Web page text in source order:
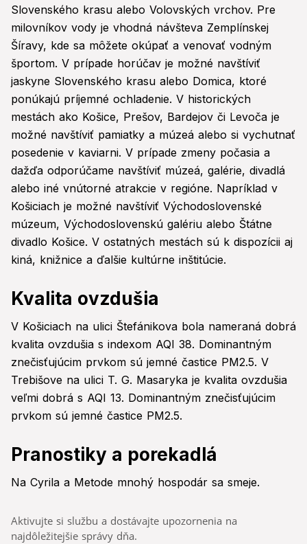
Slovenského krasu alebo Volovských vrchov. Pre
milovníkov vody je vhodná návšteva Zemplínskej
Šíravy, kde sa môžete okúpať a venovať vodným
športom. V prípade horúčav je možné navštíviť
jaskyne Slovenského krasu alebo Domica, ktoré
ponúkajú príjemné ochladenie. V historických
mestách ako Košice, Prešov, Bardejov či Levoča je
možné navštíviť pamiatky a múzeá alebo si vychutnať
posedenie v kaviarni. V prípade zmeny počasia a
dažďa odporúčame navštíviť múzeá, galérie, divadlá
alebo iné vnútorné atrakcie v regióne. Napríklad v
Košiciach je možné navštíviť Východoslovenské
múzeum, Východoslovenskú galériu alebo Štátne
divadlo Košice. V ostatných mestách sú k dispozícii aj
kiná, knižnice a ďalšie kultúrne inštitúcie.
Kvalita ovzdušia
V Košiciach na ulici Štefánikova bola nameraná dobrá
kvalita ovzdušia s indexom AQI 38. Dominantným
znečisťujúcim prvkom sú jemné častice PM2.5. V
Trebišove na ulici T. G. Masaryka je kvalita ovzdušia
veľmi dobrá s AQI 13. Dominantným znečisťujúcim
prvkom sú jemné častice PM2.5.
Pranostiky a porekadlá
Na Cyrila a Metode mnohý hospodár sa smeje.
Aktivujte si službu a dostávajte upozornenia na
najdôležitejšie správy dňa.